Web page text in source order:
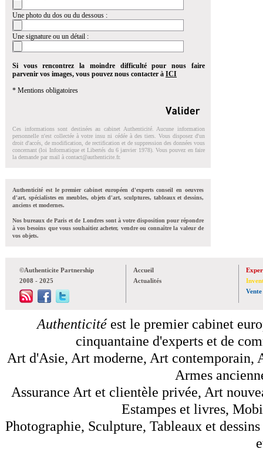
Une photo du dos ou du dessous :
Une signature ou un détail :
Si vous rencontrez la moindre difficulté pour nous faire
parvenir vos images, vous pouvez nous contacter à ICI
* Mentions obligatoires
Ces informations sont destinées au cabinet Authenticité. Aucune information
personnelle n'est collectée à votre insu ni cédée à des tiers. Vous disposez d'un
droit d'accés, de modification, de rectification et de suppression des données vous
concernant (loi Informatique et Libertés du 6 janvier 1978). Vous pouvez en faire
la demande par mail à contact@authenticite.fr.
Authenticité est le premier cabinet européen d'experts conseil en oeuvres
d'art, spécialistes en meubles, objets d'art, sculptures, tableaux et dessins,
anciens et modernes.
Nos bureaux de Paris et de Londres sont à votre disposition pour répondre
à vos besoins que vous souhaitiez acheter, vendre ou connaître la valeur de
vos objets.
©Authenticite Partnership
2008 - 2025
Accueil
Actualités
Vente
Authenticitéest le premier cabinet
cinquantaine d'experts et de
Art d'Asie, Art moderne, Art contemporain,
Armes
Assurance Art et clientèle privée, Art
Estampes et livres,
Photographie, Sculpture, Tableaux et